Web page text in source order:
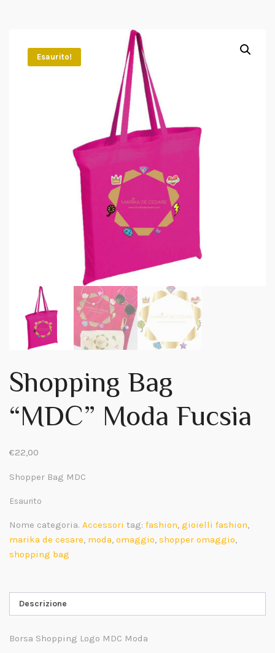
Esaurito!
Shopping Bag
“MDC” Moda Fucsia
€22,00
Shopper Bag MDC
Esaurito
Nome categoria. Accessori tag: fashion, gioielli fashion,
marika de cesare, moda, omaggio, shopper omaggio,
shopping bag
Descrizione
Borsa Shopping Logo MDC Moda